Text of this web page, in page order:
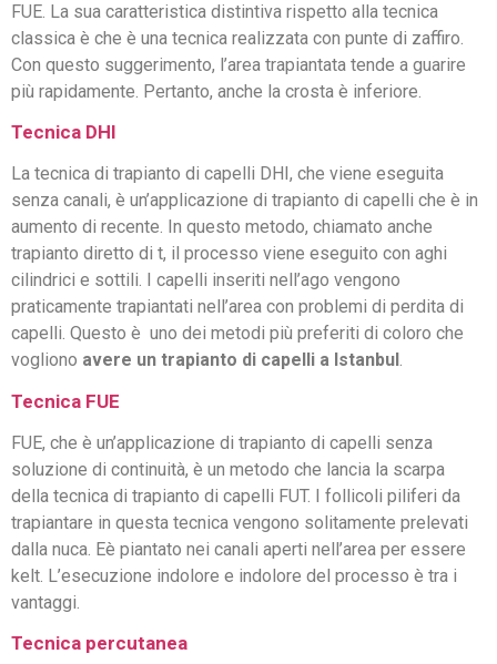
FUE. La sua caratteristica distintiva rispetto alla tecnica
classica è che è una tecnica realizzata con punte di zaffiro.
Con questo suggerimento, l’area trapiantata tende a guarire
più rapidamente. Pertanto, anche la crosta è inferiore.
Tecnica DHI
La tecnica di trapianto di capelli DHI, che viene eseguita
senza canali, è un’applicazione di trapianto di capelli che è in
aumento di recente. In questo metodo, chiamato anche
trapianto diretto di t, il processo viene eseguito con aghi
cilindrici e sottili. I capelli inseriti nell’ago vengono
praticamente trapiantati nell’area con problemi di perdita di
capelli. Questo è uno dei metodi più preferiti di coloro che
vogliono avere un trapianto di capelli a Istanbul .
Tecnica FUE
FUE, che è un’applicazione di trapianto di capelli senza
soluzione di continuità, è un metodo che lancia la scarpa
della tecnica di trapianto di capelli FUT. I follicoli piliferi da
trapiantare in questa tecnica vengono solitamente prelevati
dalla nuca. Eè piantato nei canali aperti nell’area per essere
kelt. L’esecuzione indolore e indolore del processo è tra i
vantaggi.
Tecnica percutanea